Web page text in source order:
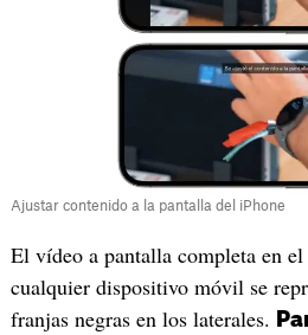
Ajustar contenido a la pantalla del iPhone
El vídeo a pantalla completa en
cualquier dispositivo móvil se
franjas negras en los laterales.